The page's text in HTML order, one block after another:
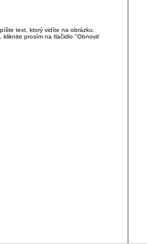
text, ktorý vidíte na obrázku.
prosím na tlačidlo "Obnoviť